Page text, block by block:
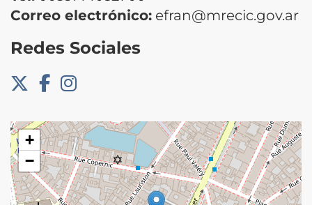
Correo electrónico: efran@mrecic.gov.ar
Redes Sociales
+
−